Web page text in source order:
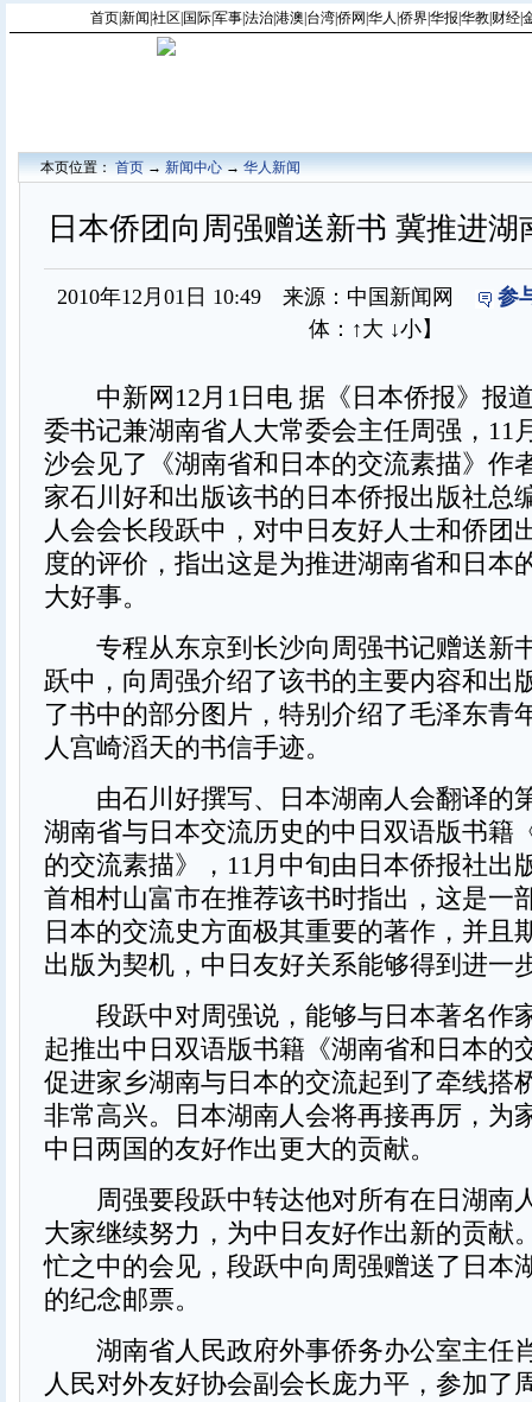
首页|新闻 社区 国际|军事|法治|港澳 台湾|侨网 华人 侨界|华报 华教| 财经|
本页位置：首页→新闻中心→华人新闻
日本侨团向周强赠送新书 冀推进湖
2010年12月01日 10:49 来源：中国新闻网
参
体： ↑大 ↓小】
中新网12月1日电 据《日本侨报》报
委书记兼湖南省人大常委会主任周强，11
沙会见了《湖南省和日本的交流素描》作
家石川好和出版该书的日本侨报出版社总
人会会长段跃中，对中日友好人士和侨团
度的评价，指出这是为推进湖南省和日本
大好事。
专程从东京到长沙向周强书记赠送新
跃中，向周强介绍了该书的主要内容和出
了书中的部分图片，特别介绍了毛泽东青
人宫崎滔天的书信手迹。
由石川好撰写、日本湖南人会翻译的
湖南省与日本交流历史的中日双语版书籍
的交流素描》，11月中旬由日本侨报社出
首相村山富市在推荐该书时指出，这是一
日本的交流史方面极其重要的著作，并且
出版为契机，中日友好关系能够得到进一
段跃中对周强说，能够与日本著名作
起推出中日双语版书籍《湖南省和日本的
促进家乡湖南与日本的交流起到了牵线搭
非常高兴。日本湖南人会将再接再厉，为
中日两国的友好作出更大的贡献。
周强要段跃中转达他对所有在日湖南
大家继续努力，为中日友好作出新的贡献
忙之中的会见，段跃中向周强赠送了日本
的纪念邮票。
湖南省人民政府外事侨务办公室主任
人民对外友好协会副会长庞力平，参加了